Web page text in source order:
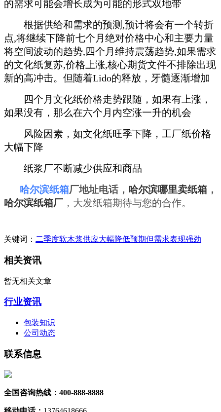
的需求可能会增长成为可能的形式双地带
根据供给和需求的预测,预计将会有一个转折
点,将继续下降前七个月绝对价格中心和主要力量
将空间波动的趋势,四个月维持震荡趋势,如果需求
的文化纸复苏,价格上涨,核心期货文件不排除出现
新的高冲击。但随着Lido的释放，牙髓逐渐增加
四个月文化纸价格走势跟随，如果有上涨，
如果没有，那么在六个月内空涨一升的机会
风险因素，如文化纸旺季下降，工厂纸价格
大幅下降
纸浆厂不断减少供应和商品
哈尔滨纸箱厂地址电话 ， 哈尔滨哪里卖纸箱 ，
哈尔滨纸箱厂 ，大发纸箱期待与您的合作。
关键词： 二季度软木浆供应大幅降低预期但需求表现强劲
相关资讯
暂无相关文章
行业资讯
包装知识
公司动态
联系信息
全国咨询热线：400-888-8888